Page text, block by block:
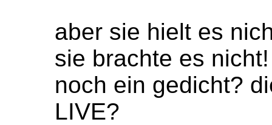
aber sie hielt es
sie brachte es
noch ein gedicht?
LIVE?